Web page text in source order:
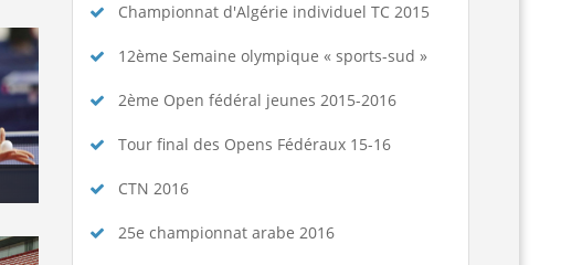
Championnat d'Algérie individuel TC 2015
12ème Semaine olympique « sports-sud »
2ème Open fédéral jeunes 2015-2016
Tour final des Opens Fédéraux 15-16
CTN 2016
25e championnat arabe 2016